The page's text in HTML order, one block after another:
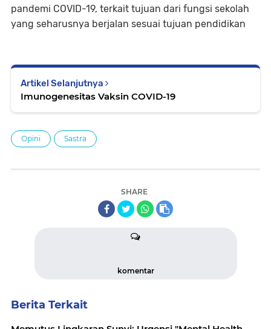
pandemi COVID-19, terkait tujuan dari fungsi sekolah
yang seharusnya berjalan sesuai tujuan pendidikan
Artikel Selanjutnya
Imunogenesitas Vaksin COVID-19
Opini Sastra
SHARE
komentar
Berita Terkait